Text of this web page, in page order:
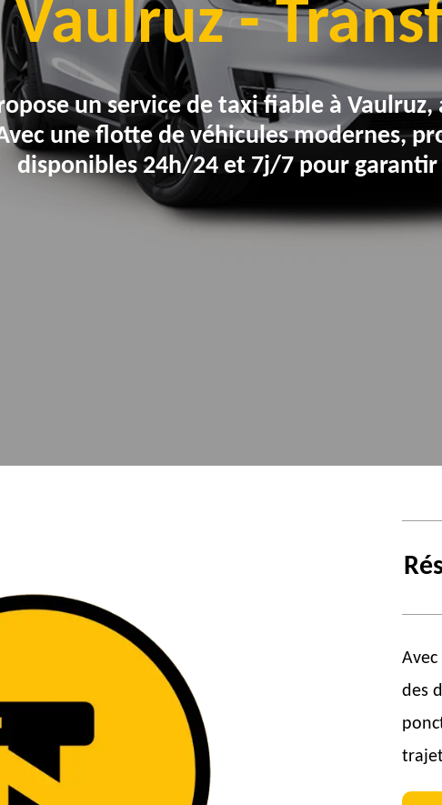
Vaulruz -
un service de taxi fiable à
une flotte de véhicules modernes,
disponibles 24h/24 et 7j/7 pour garantir
Avec
des